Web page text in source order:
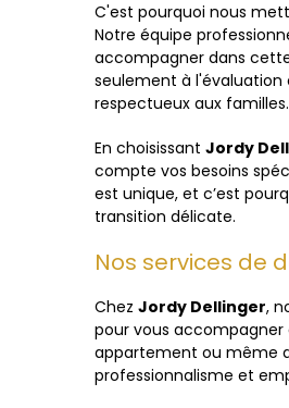
C'est pourquoi nous
Notre équipe
accompagner dans
seulement à l'évaluation
respectueux aux familles.
En choisissant Jordy
compte vos besoins
est unique, et c’est
transition délicate.
Nos services de
Chez Jordy Dellinger,
pour vous accompagner
appartement ou même
professionnalisme et